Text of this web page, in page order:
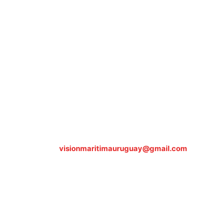
visionmaritimauruguay@gmail.com